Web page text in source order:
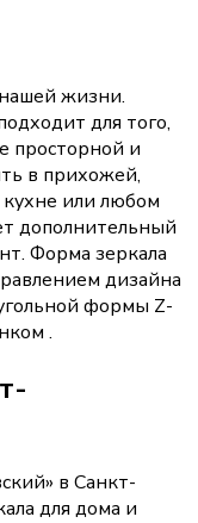
жизни.
для того,
просторной и
в прихожей,
кухне или любом
дополнительный
Форма зеркала
дизайна
формы Z-
.
» в Санкт-
для дома и